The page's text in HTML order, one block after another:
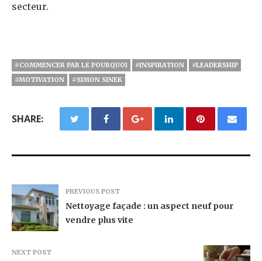
secteur.
#COMMENCER PAR LE POURQUOI #INSPIRATION
#LEADERSHIP
#MOTIVATION
#SIMON SINEK
SHARE:
PREVIOUS POST
Nettoyage façade : un aspect neuf pour
vendre plus vite
NEXT POST